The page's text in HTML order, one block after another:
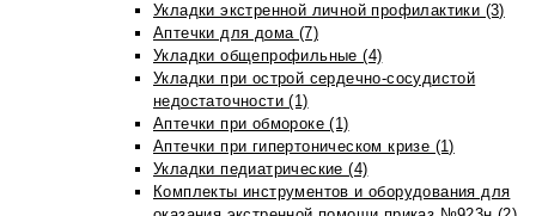
Укладки экстренной личной профилактики (3)
Аптечки для дома (7)
Укладки общепрофильные (4)
Укладки при острой сердечно-сосудистой
недостаточности (1)
Аптечки при обмороке (1)
Аптечки при гипертоническом кризе (1)
Укладки педиатрические (4)
Комплекты инструментов и оборудования для